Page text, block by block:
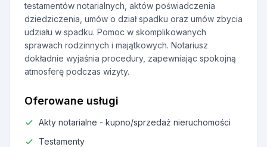
testamentów notarialnych, aktów poświadczenia
dziedziczenia, umów o dział spadku oraz umów zbycia
udziału w spadku. Pomoc w skomplikowanych
sprawach rodzinnych i majątkowych. Notariusz
dokładnie wyjaśnia procedury, zapewniając spokojną
atmosferę podczas wizyty.
Oferowane usługi
Akty notarialne - kupno/sprzedaż nieruchomości
Testamenty